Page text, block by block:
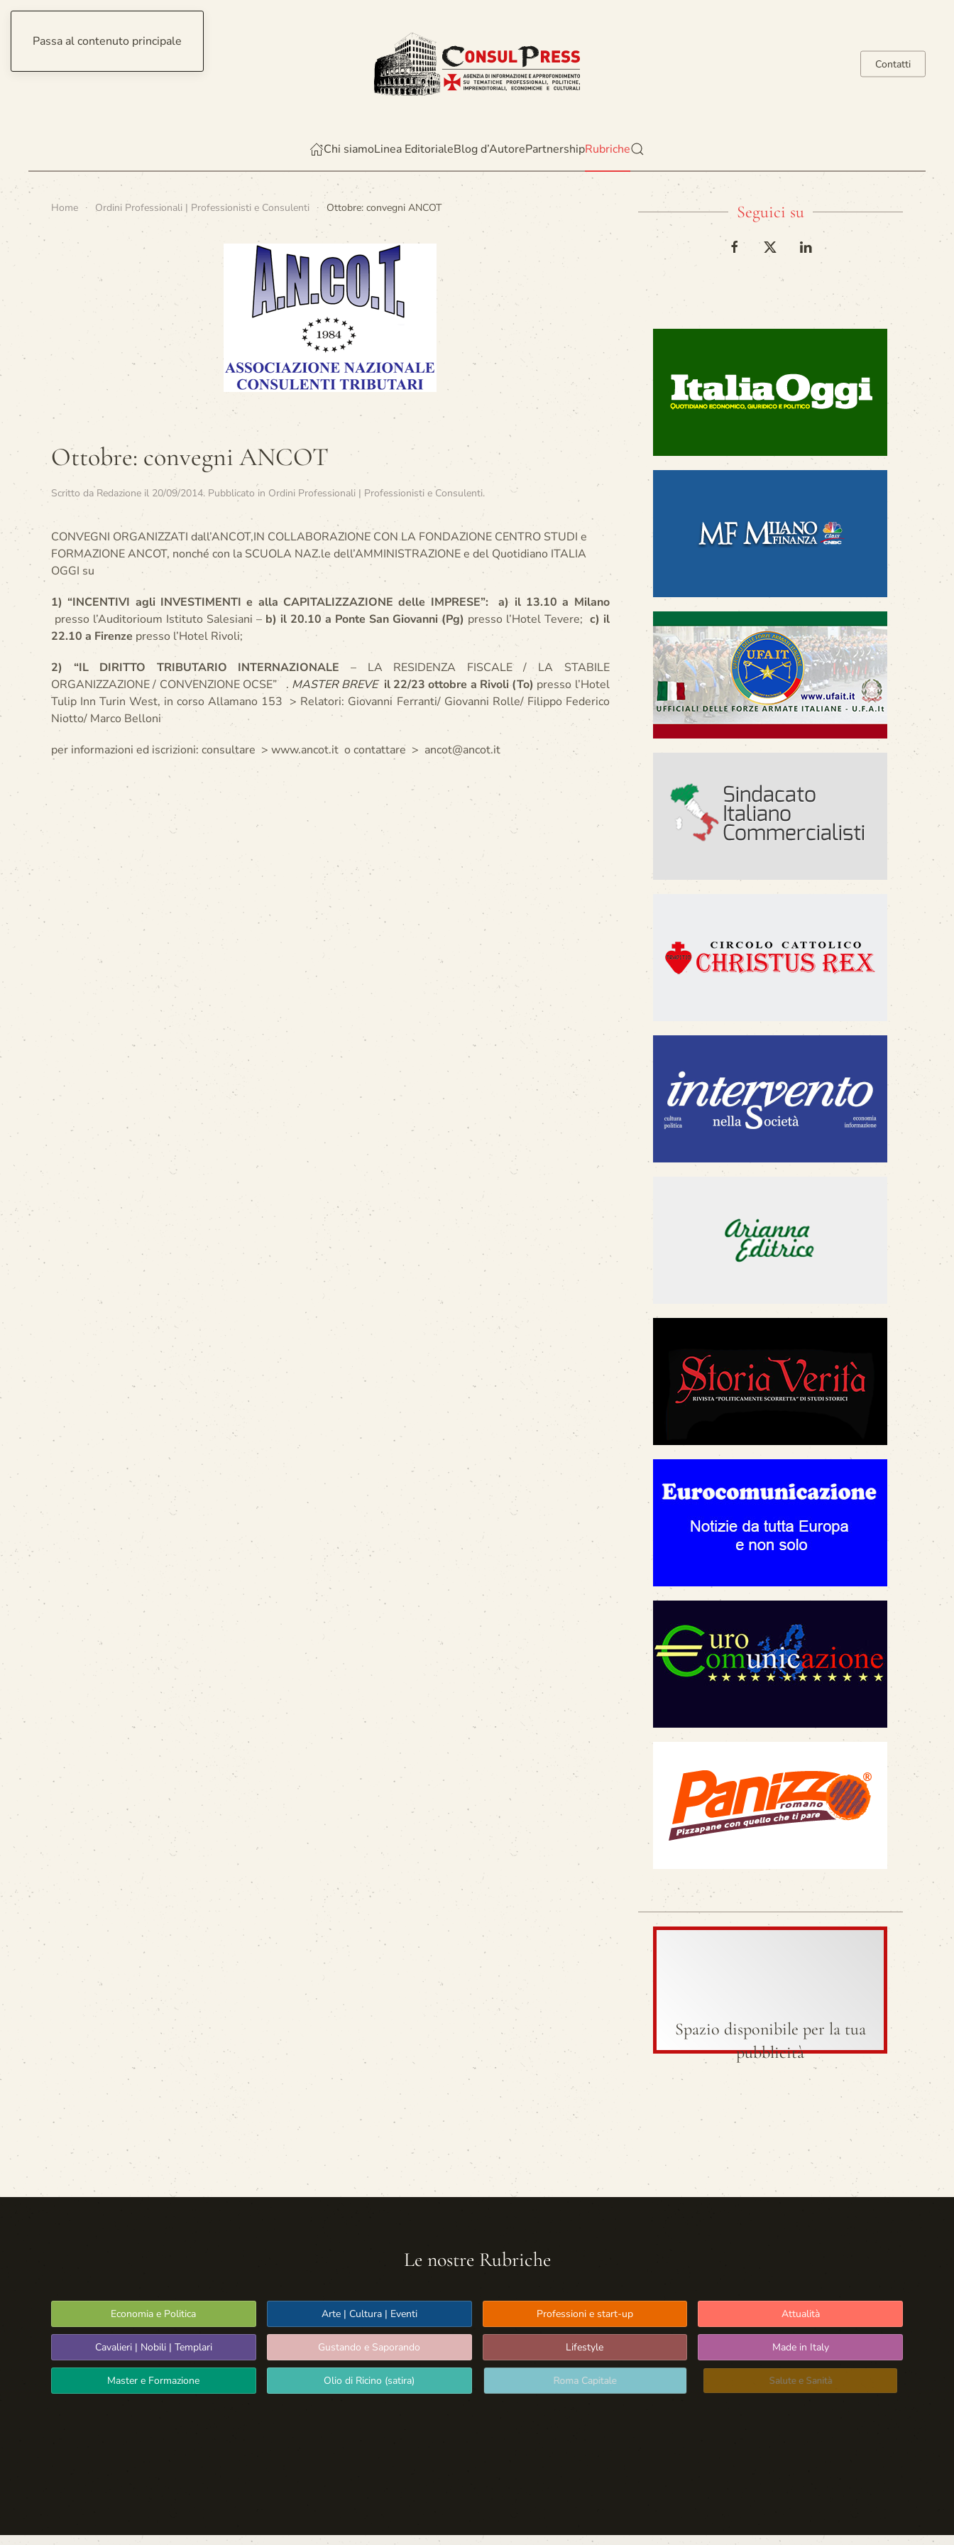
Passa al contenuto principale
Contatti
Chi siamoLinea EditorialeBlog d’AutorePartnershipRubriche
Home Ordini Professionali | Professionisti e Consulenti Ottobre: convegni ANCOT
Ottobre: convegni ANCOT
Scritto da Redazione il 20/09/2014. Pubblicato in Ordini Professionali | Professionisti e Consulenti.
CONVEGNI ORGANIZZATI dall’ANCOT,IN COLLABORAZIONE CON LA FONDAZIONE CENTRO STUDI e
FORMAZIONE ANCOT, nonché con la SCUOLA NAZ.le dell’AMMINISTRAZIONE e del Quotidiano ITALIA
OGGI su
1) “INCENTIVI agli INVESTIMENTI e alla CAPITALIZZAZIONE delle IMPRESE”: a) il 13.10 a Milano
presso l’Auditorioum Istituto Salesiani – b) il 20.10 a Ponte San Giovanni (Pg) presso l’Hotel Tevere; c) il
22.10 a Firenze presso l’Hotel Rivoli;
2) “IL DIRITTO TRIBUTARIO INTERNAZIONALE – LA RESIDENZA FISCALE / LA STABILE
ORGANIZZAZIONE / CONVENZIONE OCSE” . MASTER BREVE il 22/23 ottobre a Rivoli (To) presso l’Hotel
Tulip Inn Turin West, in corso Allamano 153 > Relatori: Giovanni Ferranti/ Giovanni Rolle/ Filippo Federico
Niotto/ Marco Belloni
per informazioni ed iscrizioni: consultare > www.ancot.it o contattare > ancot@ancot.it
Seguici su
Spazio disponibile per la tua
pubblicità
Le nostre Rubriche
Economia e Politica Arte | Cultura | Eventi Professioni e start-up Attualità
Cavalieri | Nobili | Templari Gustando e Saporando Lifestyle Made in Italy
Master e Formazione Olio di Ricino (satira) Roma Capitale Salute e Sanità